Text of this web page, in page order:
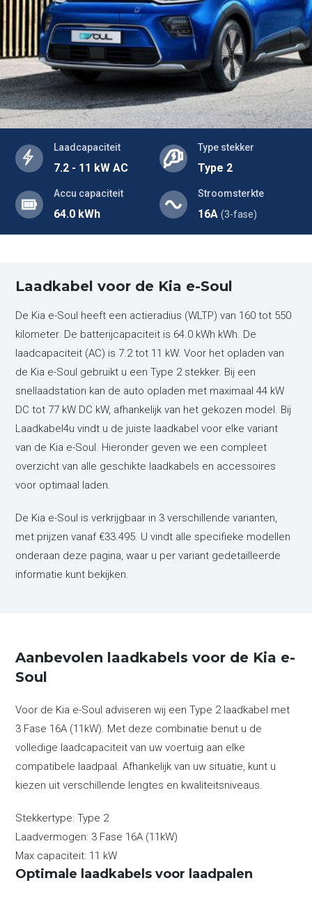
Laadcapaciteit
7.2 - 11 kW AC
Type stekker
Type 2
Accu capaciteit
64.0 kWh
Stroomsterkte
16A (3-fase)
Laadkabel voor de Kia e-Soul
De Kia e-Soul heeft een actieradius (WLTP) van 160 tot 550
kilometer. De batterijcapaciteit is 64.0 kWh kWh. De
laadcapaciteit (AC) is 7.2 tot 11 kW. Voor het opladen van
de Kia e-Soul gebruikt u een Type 2 stekker. Bij een
snellaadstation kan de auto opladen met maximaal 44 kW
DC tot 77 kW DC kW, afhankelijk van het gekozen model. Bij
Laadkabel4u vindt u de juiste laadkabel voor elke variant
van de Kia e-Soul. Hieronder geven we een compleet
overzicht van alle geschikte laadkabels en accessoires
voor optimaal laden.
De Kia e-Soul is verkrijgbaar in 3 verschillende varianten,
met prijzen vanaf €33.495. U vindt alle specifieke modellen
onderaan deze pagina, waar u per variant gedetailleerde
informatie kunt bekijken.
Aanbevolen laadkabels voor de Kia e-
Soul
Voor de Kia e-Soul adviseren wij een Type 2 laadkabel met
3 Fase 16A (11kW). Met deze combinatie benut u de
volledige laadcapaciteit van uw voertuig aan elke
compatibele laadpaal. Afhankelijk van uw situatie, kunt u
kiezen uit verschillende lengtes en kwaliteitsniveaus.
Stekkertype: Type 2
Laadvermogen: 3 Fase 16A (11kW)
Max capaciteit: 11 kW
Optimale laadkabels voor laadpalen